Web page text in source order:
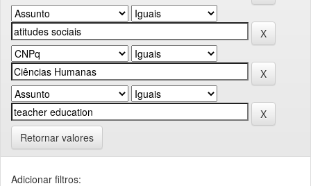
Retornar valores
Adicionar filtros: